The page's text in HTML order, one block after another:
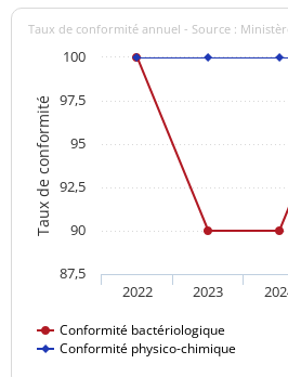
Taux de conformité
Taux de conformité annuel - Source :
Conformité bactériologique
Conformité physico-chimique
2022 2023
87,5
90
92,5
95
97,5
100